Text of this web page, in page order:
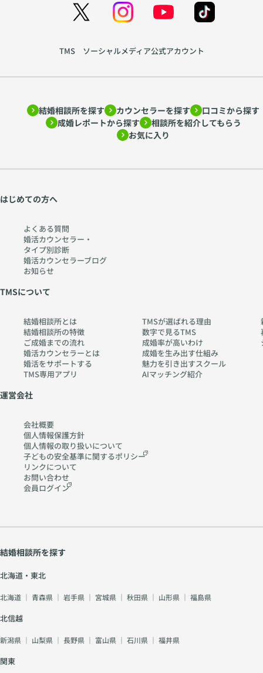
TMS ソーシャルメディア公式アカウント
結婚相談所を探す カウンセラーを探す
口コミから探す
成婚レポートから探す
相談所を紹介してもらう
お気に入り
はじめての方へ
よくある質問
婚活カウンセラー・
タイプ別診断
婚活カウンセラーブログ
お知らせ
TMSについて
結婚相談所とは
結婚相談所の特徴
ご成婚までの流れ
婚活カウンセラーとは
婚活をサポートする
TMS専用アプリ
TMSが選ばれる理由
数字で見るTMS
成婚率が高いわけ
成婚を生み出す仕組み
魅力を引き出すスクール
AIマッチング紹介
運営会社
会社概要
個人情報保護方針
個人情報の取り扱いについて
子どもの安全基準に関するポリシー
リンクについて
お問い合わせ
会員ログイン
結婚相談所を探す
北海道・東北
北海道 ｜ 青森県 ｜ 岩手県 ｜ 宮城県 ｜ 秋田県 ｜ 山形県 ｜ 福島県
北信越
新潟県 ｜ 山梨県 ｜ 長野県 ｜ 富山県 ｜ 石川県 ｜ 福井県
関東